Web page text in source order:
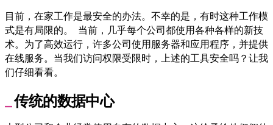
目前，在家工作是最安全的办法。不幸的是，有时这种工作模
式是有局限的。 当前，几乎每个公司都使用各种各样的新技
术。为了高效运行，许多公司使用服务器和应用程序，并提供
在线服务。当我们访问权限受限时，上述的工具安全吗？让我
们仔细看看。
传统的数据中心